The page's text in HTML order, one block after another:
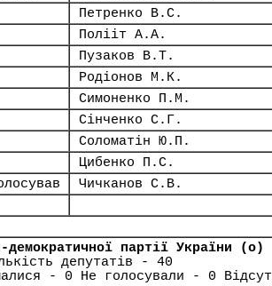
Петренко В.С.
Полііт А.А.
Пузаков В.Т.
Родіонов М.К.
Симоненко П.М.
Сінченко С.Г.
Соломатін Ю.П.
Цибенко П.С.
Чичканов С.В.
демократичної партії України (о)
депутатів - 40
- 0 Не голосували - 0